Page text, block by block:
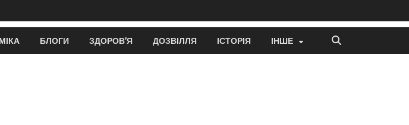
БЛОГИ ЗДОРОВ’Я ДОЗВІЛЛЯ ІСТОРІЯ ІНШЕ